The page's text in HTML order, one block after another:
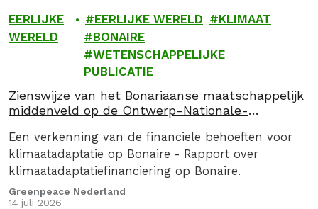
EERLIJKE
WERELD
EERLIJKE WERELD
KLIMAAT
BONAIRE
WETENSCHAPPELIJKE
PUBLICATIE
Zienswijze van het Bonariaanse maatschappelijk
middenveld op de Ontwerp-Nationale-
Een verkenning van de financiele behoeften voor
klimaatadaptatie op Bonaire - Rapport over
klimaatadaptatiefinanciering op Bonaire.
Greenpeace Nederland
14 juli 2026